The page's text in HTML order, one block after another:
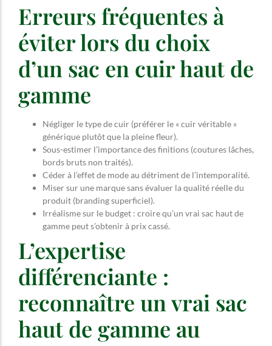
Erreurs fréquentes à
éviter lors du choix
d’un sac en cuir haut de
gamme
Négliger le type de cuir (préférer le « cuir véritable »
générique plutôt que la pleine fleur).
Sous-estimer l’importance des finitions (coutures lâches,
bords bruts non traités).
Céder à l’effet de mode au détriment de l’intemporalité.
Miser sur une marque sans évaluer la qualité réelle du
produit (branding superficiel).
Irréalisme sur le budget : croire qu’un vrai sac haut de
gamme peut s’obtenir à prix cassé.
L’expertise
différenciante :
reconnaître un vrai sac
haut de gamme au